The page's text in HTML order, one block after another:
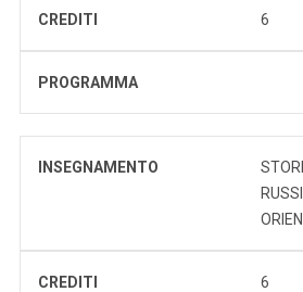
CREDITI 6
PROGRAMMA
INSEGNAMENTO
CREDITI 6